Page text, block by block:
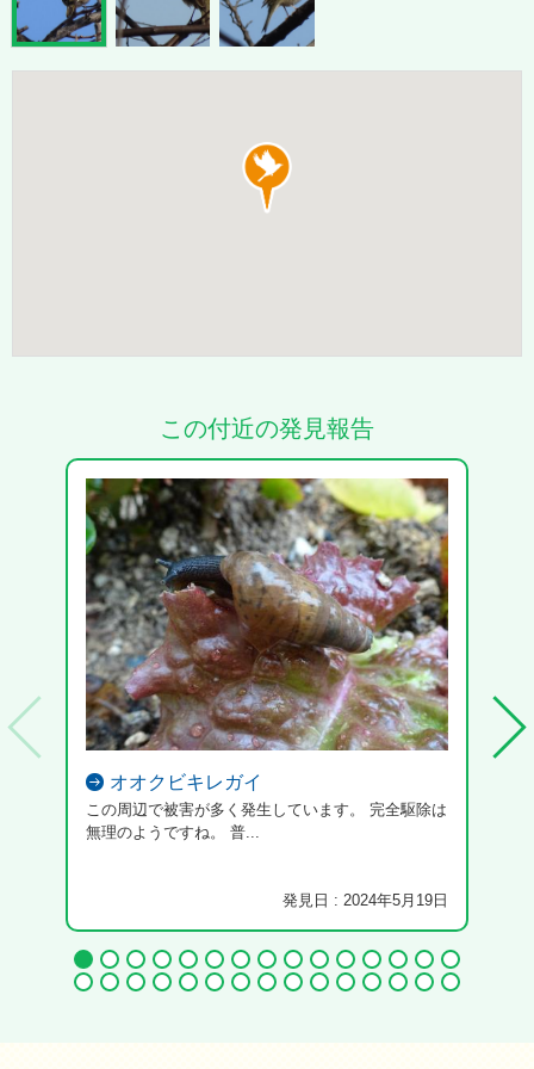
この付近の発見報告
オオクビキレガイ
この周辺で被害が多く発生しています。 完全駆除は
無理のようですね。 普...
発見日 : 2024年5月19日